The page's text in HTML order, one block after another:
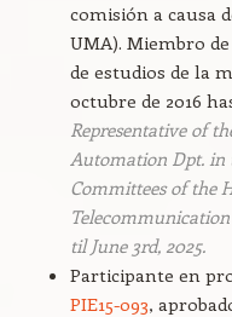
comisión a causa
UMA). Miembro
de estudios de la
octubre de 2016
Representative of
Automation Dpt. in
Committees of the
Telecommunication
til June 3rd, 2025.
Participante en
PIE15-093,